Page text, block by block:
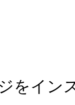
をイン